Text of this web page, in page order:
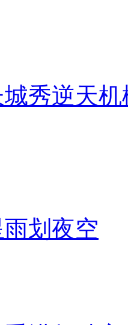
秀逆天机
划夜空